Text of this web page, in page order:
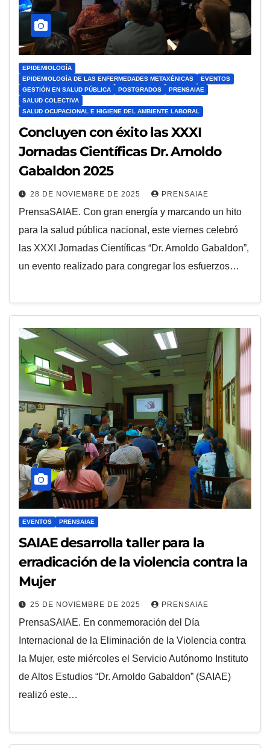
EPIDEMIOLOGÍA
EPIDEMIOLOGÍA DE LAS ENFERMEDADES METAXÉNICAS
EVENTOS
GESTIÓN EN SALUD PÚBLICA
POSTGRADOS
PRENSAIAE
SALUD COLECTIVA
SALUD OCUPACIONAL E HIGIENE DEL AMBIENTE LABORAL
Concluyen con éxito las XXXI
Jornadas Científicas Dr. Arnoldo
Gabaldon 2025
28 DE NOVIEMBRE DE 2025 PRENSAIAE
PrensaSAIAE. Con gran energía y marcando un hito
para la salud pública nacional, este viernes celebró
las XXXI Jornadas Científicas “Dr. Arnoldo Gabaldon”,
un evento realizado para congregar los esfuerzos…
EVENTOS PRENSAIAE
SAIAE desarrolla taller para la
erradicación de la violencia contra la
Mujer
25 DE NOVIEMBRE DE 2025 PRENSAIAE
PrensaSAIAE. En conmemoración del Día
Internacional de la Eliminación de la Violencia contra
la Mujer, este miércoles el Servicio Autónomo Instituto
de Altos Estudios “Dr. Arnoldo Gabaldon” (SAIAE)
realizó este…